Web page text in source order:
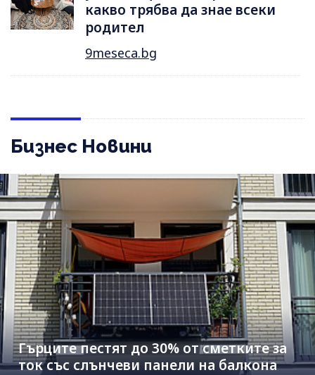
какво трябва да знае всеки
родител
9meseca.bg
Бизнес Новини
Гърците пестят до 30% от сметките за
ток със слънчеви панели на балкона